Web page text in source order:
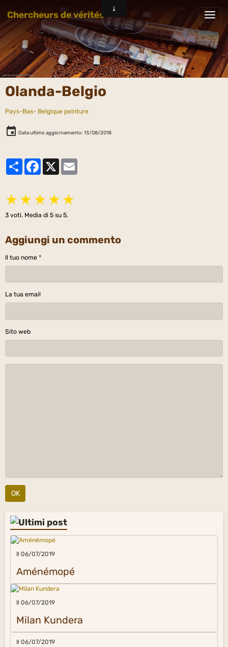
Chercheurs de vérités
Olanda-Belgio
Pays-Bas- Belgique peinture
Data ultimo aggiornamento: 13/08/2018
PartagerFacebook
X
★ ★ ★ ★ ★
3 voti. Media di 5 su 5.
Aggiungi un commento
Il tuo nome
La tua email
Sito web
OK
Il 06/07/2019
Aménémopé
Il 06/07/2019
Milan Kundera
Il 06/07/2019